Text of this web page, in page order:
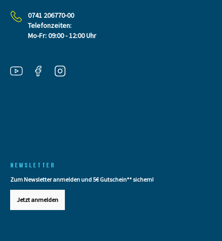
0741 206770-00
Telefonzeiten:
Mo-Fr: 09:00 - 12:00 Uhr
NEWSLETTER
Zum Newsletter anmelden und 5€ Gutschein** sichern!
Jetzt anmelden